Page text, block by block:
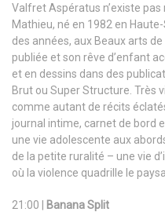
Valfret Aspératus n’existe pas
Mathieu, né en 1982 en
des années, aux Beaux arts
publiée et son rêve d’enfant
et en dessins dans des
Brut ou Super Structure. Très
comme autant de récits
journal intime, carnet de bord
une vie adolescente aux
de la petite ruralité – une vie
où la violence quadrille le
21:00 | Banana Split